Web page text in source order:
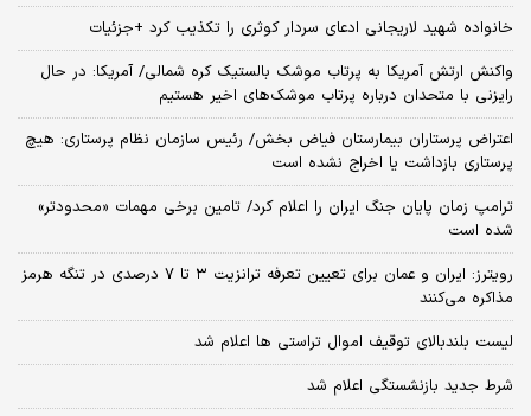
خانواده شهید لاریجانی ادعای سردار کوثری را تکذیب کرد +جزئیات
واکنش ارتش آمریکا به پرتاب موشک بالستیک کره شمالی/ آمریکا: در حال
رایزنی با متحدان درباره پرتاب موشک‌های اخیر هستیم
اعتراض پرستاران بیمارستان فیاض بخش/ رئیس سازمان نظام پرستاری: هیچ
پرستاری بازداشت یا اخراج نشده است
ترامپ زمان پایان جنگ ایران را اعلام کرد/ تامین برخی مهمات «محدودتر»
شده است
رویترز: ایران و عمان برای تعیین تعرفه ترانزیت ۳ تا ۷ درصدی در تنگه هرمز
مذاکره می‌کنند
لیست بلندبالای توقیف اموال تراستی ها اعلام شد
شرط جدید بازنشستگی اعلام شد